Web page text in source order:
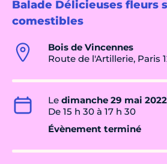
Balade Délicieuses fleurs
comestibles
Bois de Vincennes
Route de l'Artillerie, Paris
Le dimanche 29 mai 2022
De 15 h 30 à 17 h 30
Évènement terminé